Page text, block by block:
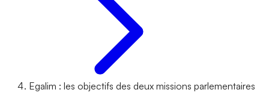
Egalim : les objectifs des deux missions parlementaires